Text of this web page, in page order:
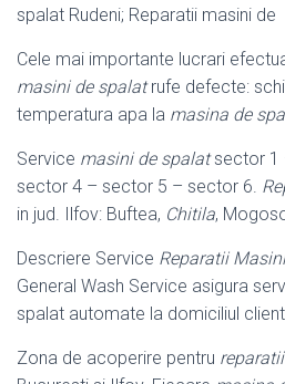
spalat Rudeni; Reparatii masini de
Cele mai importante lucrari
masini de spalatrufe defecte:
temperatura apa la masina de
Service masini de spalatsector 1
sector 4 – sector 5 – sector 6.
in jud. Ilfov: Buftea, Chitila,
Descriere Service Reparatii
General Wash Service asigura
spalat automate la domiciliul
Zona de acoperire pentru